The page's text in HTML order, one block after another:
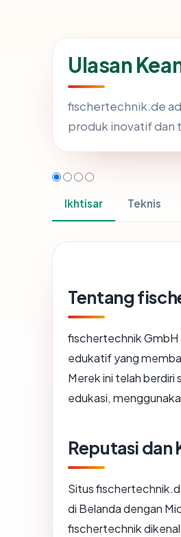
Ulasan
fischertechnik.de
produk inovatif dan
Ikhtisar Teknis
Tentang
fischertechnik GmbH
edukatif yang
Merek ini telah berdiri
edukasi,
Reputasi dan
Situs
di Belanda dengan
fischertechnik dikenal